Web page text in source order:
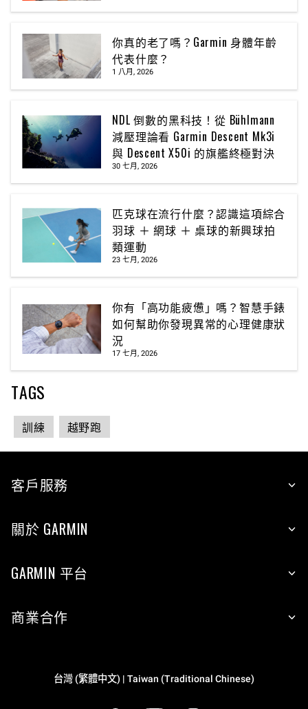
你真的老了嗎？Garmin 身體年齡
代表什麼？
1 八月, 2026
NDL 倒數的黑科技！從 Bühlmann
減壓理論看 Garmin Descent Mk3i
與 Descent X50i 的旗艦終極對決
30 七月, 2026
匹克球在流行什麼？認識這項綜合
羽球 ＋ 網球 ＋ 桌球的新興球拍
類運動
23 七月, 2026
你有「高功能疲憊」嗎？智慧手錶
如何幫助你發現異常的心理健康狀
況
17 七月, 2026
TAGS
訓練 越野跑
客戶服務
關於 GARMIN
GARMIN 平台
商業合作
台灣 (繁體中文) | Taiwan (Traditional Chinese)